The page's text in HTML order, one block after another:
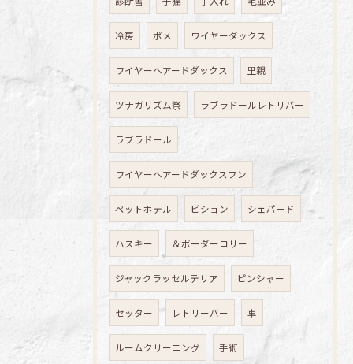
冷房 ポメ ワイヤーダックス
ワイヤーヘアードダックス 里親
ツナガリズム祭 ラブラドールレトリバー
ラブラドール
ワイヤーヘアードダックスフン
ペットホテル ビション シェパード
ハスキー ＆ボーダーコリー
ジャックラッセルテリア ピンシャー
セッター レトリーバー 車
ルームクリーニング 手術